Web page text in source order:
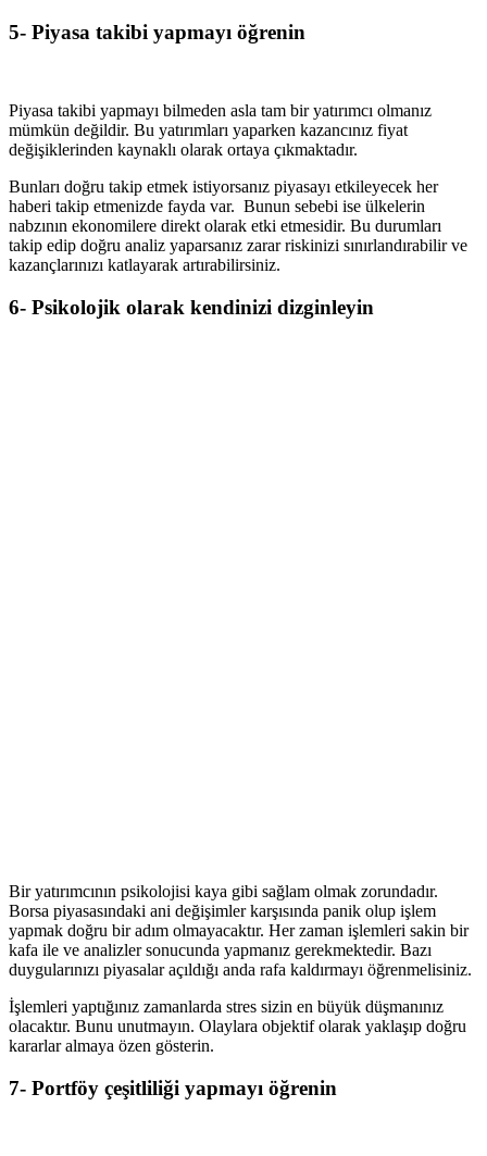
5- Piyasa takibi yapmayı öğrenin
Piyasa takibi yapmayı bilmeden asla tam bir yatırımcı olmanız
mümkün değildir. Bu yatırımları yaparken kazancınız fiyat
değişiklerinden kaynaklı olarak ortaya çıkmaktadır.
Bunları doğru takip etmek istiyorsanız piyasayı etkileyecek her
haberi takip etmenizde fayda var. Bunun sebebi ise ülkelerin
nabzının ekonomilere direkt olarak etki etmesidir. Bu durumları
takip edip doğru analiz yaparsanız zarar riskinizi sınırlandırabilir ve
kazançlarınızı katlayarak artırabilirsiniz.
6- Psikolojik olarak kendinizi dizginleyin
Bir yatırımcının psikolojisi kaya gibi sağlam olmak zorundadır.
Borsa piyasasındaki ani değişimler karşısında panik olup işlem
yapmak doğru bir adım olmayacaktır. Her zaman işlemleri sakin bir
kafa ile ve analizler sonucunda yapmanız gerekmektedir. Bazı
duygularınızı piyasalar açıldığı anda rafa kaldırmayı öğrenmelisiniz.
İşlemleri yaptığınız zamanlarda stres sizin en büyük düşmanınız
olacaktır. Bunu unutmayın. Olaylara objektif olarak yaklaşıp doğru
kararlar almaya özen gösterin.
7- Portföy çeşitliliği yapmayı öğrenin